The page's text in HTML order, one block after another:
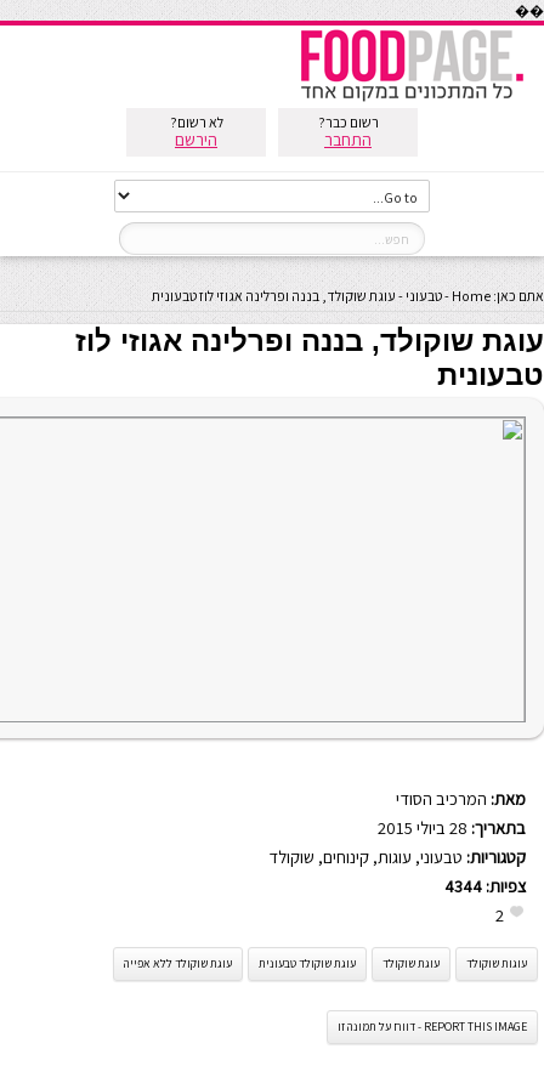
��
רשום כבר?
התחבר
לא רשום?
הירשם
אתם כאן: Home
-טבעוני - עוגת שוקולד, בננה ופרלינה אגוזי לוז טבעונית
עוגת שוקולד, בננה ופרלינה אגוזי לוז
טבעונית
מאת: המרכיב הסודי
בתאריך:
קטגוריות: טבעוני, עוגות, קינוחים, שוקולד
צפיות: 4344
2
עוגות שוקולד עוגת שוקולד עוגת שוקולד טבעונית עוגת שוקולד ללא אפייה
REPORT THIS IMAGE - דווח על תמונה זו